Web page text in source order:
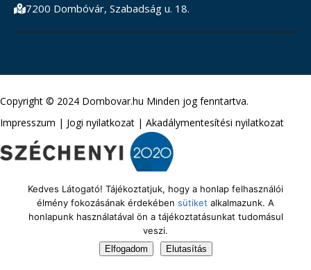
7200 Dombóvár, Szabadság u. 18.
Copyright © 2024 Dombovar.hu Minden jog fenntartva.
Impresszum | Jogi nyilatkozat | Akadálymentesítési nyilatkozat
Kedves Látogató! Tájékoztatjuk, hogy a honlap felhasználói
élmény fokozásának érdekében sütiket alkalmazunk. A
honlapunk használatával ön a tájékoztatásunkat tudomásul
veszi.
Elfogadom Elutasítás